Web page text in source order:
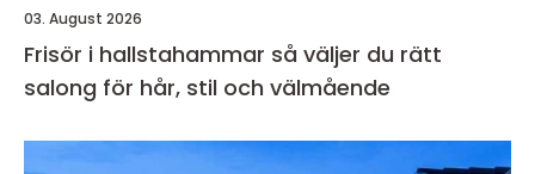
03. August 2026
Frisör i hallstahammar så väljer du rätt
salong för hår, stil och välmående